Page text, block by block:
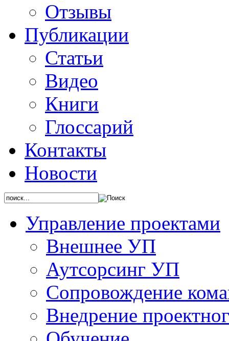
Отзывы
Публикации
Статьи
Видео
Книги
Глоссарий
Контакты
Новости
Управление проектами
Внешнее УП
Аутсорсинг УП
Сопровождение
Внедрение